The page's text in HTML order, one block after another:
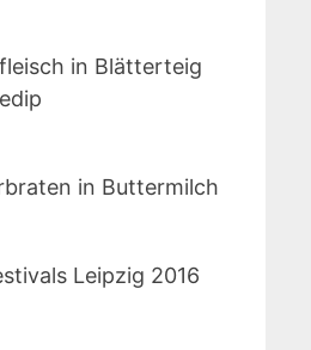
in Blätterteig
in Buttermilch
Leipzig 2016